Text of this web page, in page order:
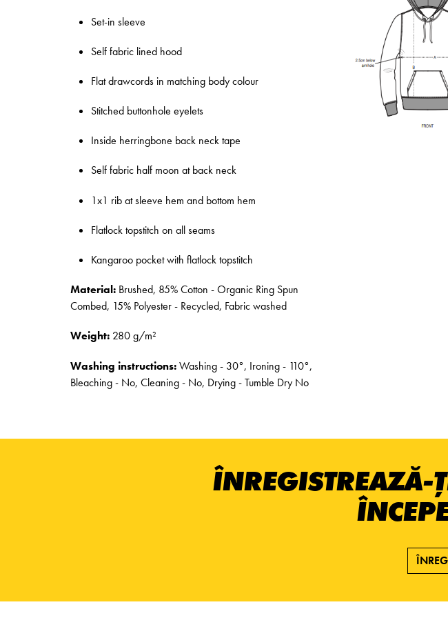
Set-in sleeve
Self fabric lined hood
Flat drawcords in matching body colour
Stitched buttonhole eyelets
Inside herringbone back neck tape
Self fabric half moon at back neck
1x1 rib at sleeve hem and bottom hem
Flatlock topstitch on all seams
Kangaroo pocket with flatlock topstitch
Material: Brushed, 85% Cotton - Organic Ring Spun
Combed, 15% Polyester - Recycled, Fabric washed
Weight: 280 g/m²
Washing instructions:Washing - 30°, Ironing - 110°,
Bleaching - No, Cleaning - No, Drying - Tumble Dry No
ÎNREGISTREAZĂ-